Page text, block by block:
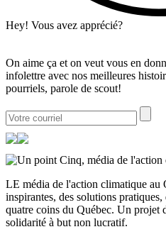
Hey! Vous avez apprécié?
On aime ça et on veut vous en
infolettre avec nos meilleures
pourriels, parole de scout!
LE média de l'action climatique au
inspirantes, des solutions
quatre coins du Québec. Un projet
solidarité à but non lucratif.